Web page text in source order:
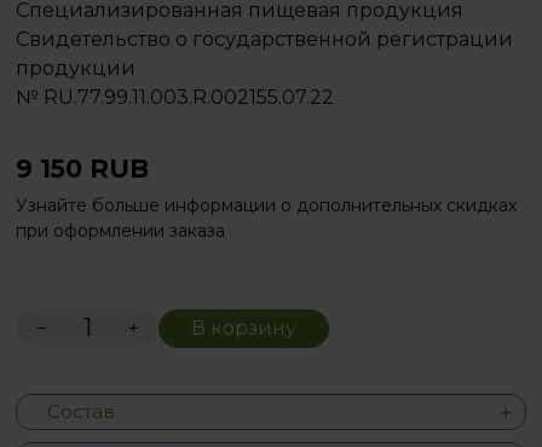
Специализированная пищевая продукция
Свидетельство о государственной регистрации
продукции
№ RU.77.99.11.003.R.002155.07.22
9 150 RUB
Узнайте больше информации о дополнительных скидках
при оформлении заказа
− + В корзину
Состав